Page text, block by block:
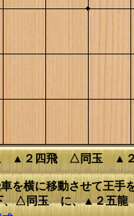
▲２四飛 △同玉 ▲２
を横に移動させて王
、△同玉 に、▲２五龍